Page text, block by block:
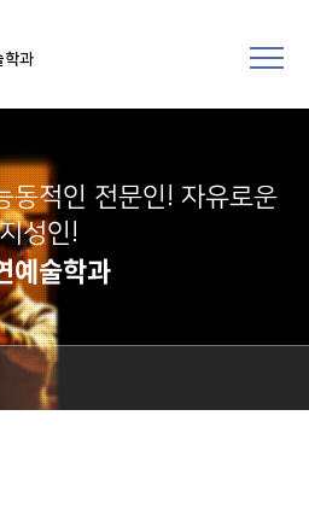
학과
동적인 전문인! 자유로운
지성인!
예술학과